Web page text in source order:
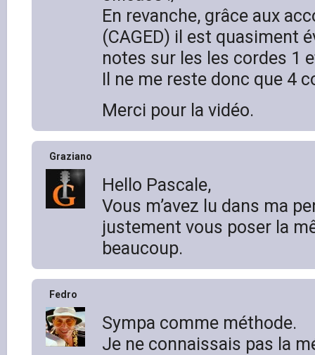
En revanche, grâce aux
(CAGED) il est quasiment
notes sur les les cordes 1
Il ne me reste donc que 4
Merci pour la vidéo.
Graziano
Hello Pascale,
Vous m’avez lu dans ma
justement vous poser la
beaucoup.
Fedro
Sympa comme méthode.
Je ne connaissais pas la